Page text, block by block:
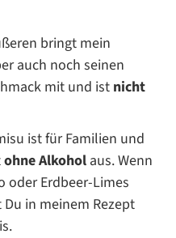
bringt mein
auch noch seinen
mit und istnicht
ist für Familien und
ohneAlkohol aus. Wenn
oder Erdbeer-Limes
in meinem Rezept